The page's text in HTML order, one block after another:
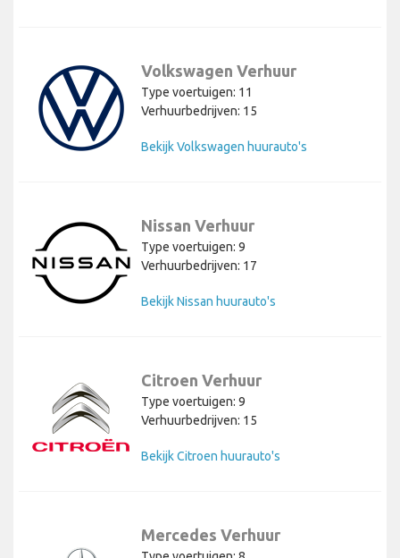
Volkswagen Verhuur
Type voertuigen: 11
Verhuurbedrijven: 15
Bekijk Volkswagen huurauto's
Nissan Verhuur
Type voertuigen: 9
Verhuurbedrijven: 17
Bekijk Nissan huurauto's
Citroen Verhuur
Type voertuigen: 9
Verhuurbedrijven: 15
Bekijk Citroen huurauto's
Mercedes Verhuur